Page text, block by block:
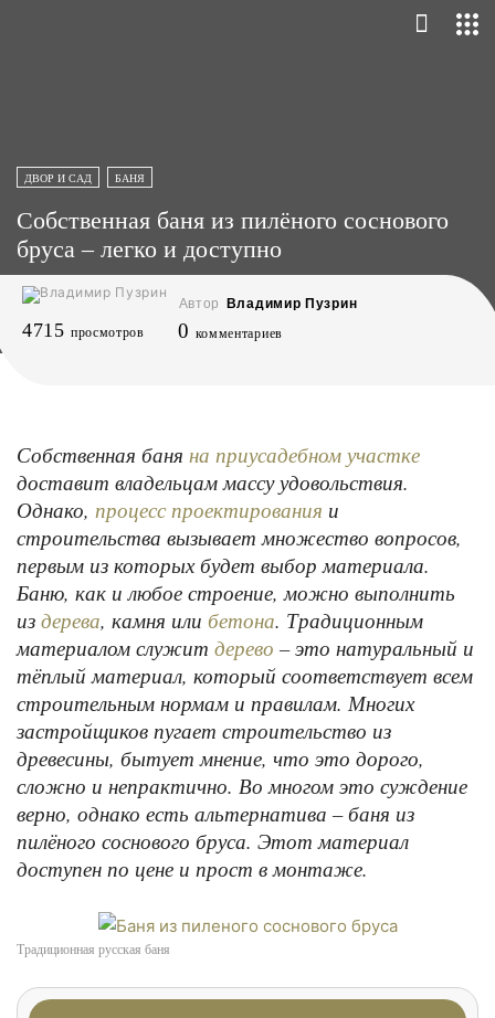
ДВОР И САД БАНЯ
Собственная баня из пилёного соснового
бруса – легко и доступно
Автор Владимир Пузрин
4715 просмотров 0 комментариев
Собственная баня на приусадебном участке
доставит владельцам массу удовольствия.
Однако, процесс проектирования и
строительства вызывает множество вопросов,
первым из которых будет выбор материала.
Баню, как и любое строение, можно выполнить
из дерева, камня или бетона. Традиционным
материалом служит дерево – это натуральный и
тёплый материал, который соответствует всем
строительным нормам и правилам. Многих
застройщиков пугает строительство из
древесины, бытует мнение, что это дорого,
сложно и непрактично. Во многом это суждение
верно, однако есть альтернатива – баня из
пилёного соснового бруса. Этот материал
доступен по цене и прост в монтаже.
Традиционная русская баня